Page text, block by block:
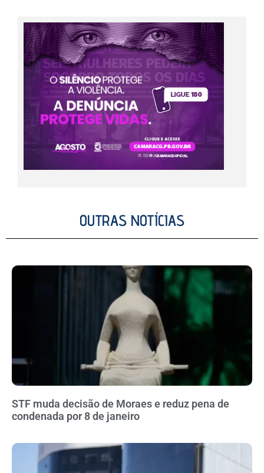
OUTRAS NOTÍCIAS
STF muda decisão de Moraes e reduz pena de
condenada por 8 de janeiro